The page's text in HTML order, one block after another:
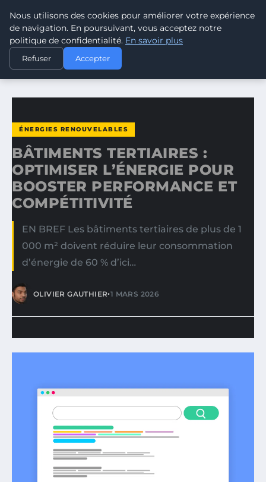
CLIMATE GUARDIAN
ACCUEIL
ÉNERGIES RENOUVELABLES
BÂTIMENTS TERTIAIRES : OPTIMISER L’ÉNERGIE POUR…
ÉNERGIES RENOUVELABLES
BÂTIMENTS TERTIAIRES :
OPTIMISER L’ÉNERGIE POUR
BOOSTER PERFORMANCE ET
COMPÉTITIVITÉ
EN BREF Les bâtiments tertiaires de plus de 1
000 m² doivent réduire leur consommation
d’énergie de 60 % d’ici…
OLIVIER GAUTHIER•1 MARS 2026
Nous utilisons des cookies pour améliorer votre expérience
de navigation. En poursuivant, vous acceptez notre
politique de confidentialité. En savoir plus
Refuser Accepter